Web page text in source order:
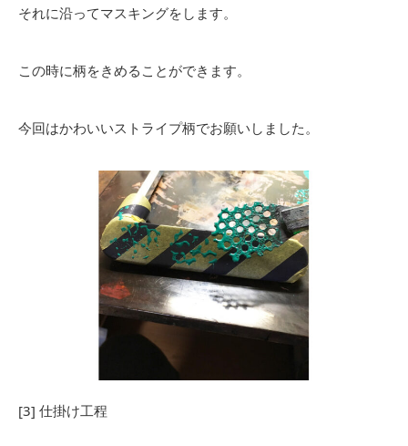
それに沿ってマスキングをします。
この時に柄をきめることができます。
今回はかわいいストライプ柄でお願いしました。
[3] 仕掛け工程